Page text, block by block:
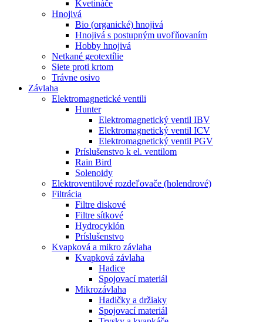
Kvetináče
Hnojivá
Bio (organické) hnojivá
Hnojivá s postupným uvoľňovaním
Hobby hnojivá
Netkané geotextílie
Siete proti krtom
Trávne osivo
Závlaha
Elektromagnetické ventili
Hunter
Elektromagnetický ventil IBV
Elektromagnetický ventil ICV
Elektromagnetický ventil PGV
Príslušenstvo k el. ventilom
Rain Bird
Solenoidy
Elektroventilové rozdeľovače (holendrové)
Filtrácia
Filtre diskové
Filtre sítkové
Hydrocyklón
Príslušenstvo
Kvapková a mikro závlaha​
Kvapková závlaha
Hadice
Spojovací materiál
Mikrozávlaha
Hadičky a držiaky
Spojovací materiál